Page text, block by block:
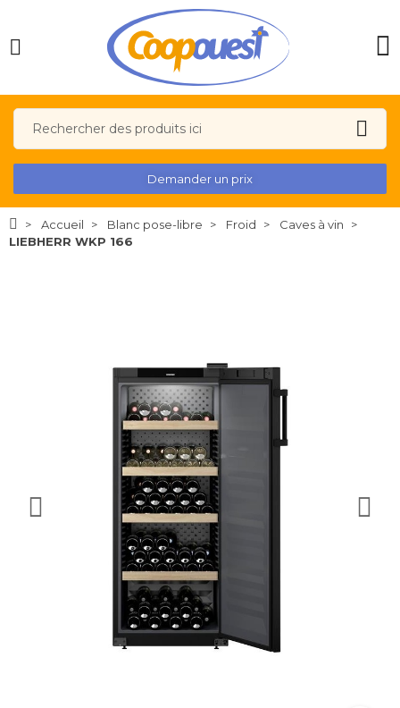
Demander un prix
Accueil Blanc pose-libre Froid
Caves à vin
LIEBHERR WKP 166